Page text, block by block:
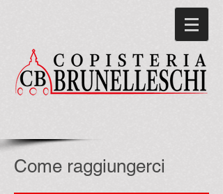
Come raggiungerci